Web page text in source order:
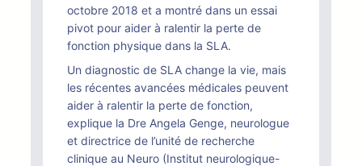
octobre 2018 et a montré dans un essai
pivot pour aider à ralentir la perte de
fonction physique dans la SLA.
Un diagnostic de SLA change la vie, mais
les récentes avancées médicales peuvent
aider à ralentir la perte de fonction,
explique la Dre Angela Genge, neurologue
et directrice de l’unité de recherche
clinique au Neuro (Institut neurologique-